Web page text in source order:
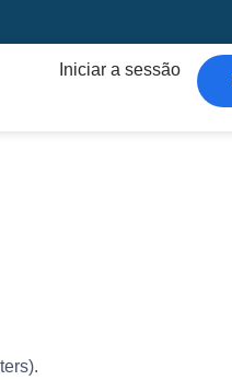
Iniciar a sessão